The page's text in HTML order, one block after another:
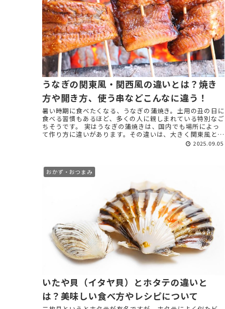
うなぎの関東風・関西風の違いとは？焼き
方や開き方、使う串などこんなに違う！
暑い時期に食べたくなる、うなぎの蒲焼き。土用の丑の日に
食べる習慣もあるほど、多くの人に親しまれている特別なご
ちそうです。 実はうなぎの蒲焼きは、国内でも場所によっ
て作り方に違いがあります。その違いは、大きく関東風と関
2025.09.05
おかず・おつまみ
いたや貝（イタヤ貝）とホタテの違いと
は？美味しい食べ方やレシピについて